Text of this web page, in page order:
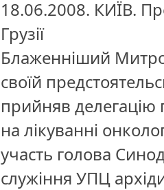
18.06.2008. КИЇВ.
Грузії
Блаженніший
своїй
прийняв делегацію
на лікуванні
участь голова
служіння УПЦ